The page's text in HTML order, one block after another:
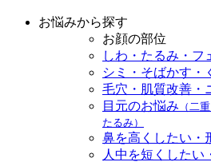
お悩みから探す
お顔の部位
しわ・たるみ・フ
シミ・そばかす・
毛穴・肌質改善・
目元のお悩み （二
たるみ）
鼻を高くしたい・
人中を短くしたい